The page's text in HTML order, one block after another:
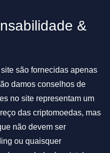
&
são fornecidas apenas
damos conselhos de
no site representam um
das criptomoedas, mas
não devem ser
ou quaisquer